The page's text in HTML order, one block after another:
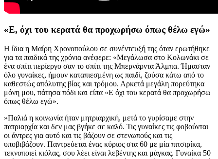
«Ε, όχι του κερατά θα προχωρήσω όπως θέλω εγώ»
Η ίδια η Μαίρη Χρονοπούλου σε συνέντευξή της όταν ερωτήθηκε
για τα παιδικά της χρόνια ανέφερε: «Μεγάλωσα στο Κολωνάκι σε
ένα σπίτι περίεργο σαν το σπίτι της Μπερνάρντα Άλμπα. Ήμασταν
όλο γυναίκες, ήμουν καταπιεσμένη ως παιδί, ζούσα κάτω από το
καθεστώς απόλυτης βίας και τρόμου. Αρκετά μεγάλη πορεύτηκα
μόνη μου, πάτησα πόδι και είπα «Ε όχι του κερατά θα προχωρήσω
όπως θέλω εγώ».
»Παλιά η κοινωνία ήταν μητριαρχική, μετά το γυρίσαμε στην
πατριαρχία και δεν μας βγήκε σε καλό. Τις γυναίκες τις φοβούνται
οι άντρες για αυτό και τις βάζουν σε στενωπούς και τις
υποβιβάζουν. Παντρεύεται ένας κύριος στα 60 με μία πιτσιρίκα,
τεκνοποιεί κιόλας, σου λέει είναι λεβέντης και μάγκας. Γυναίκα 50